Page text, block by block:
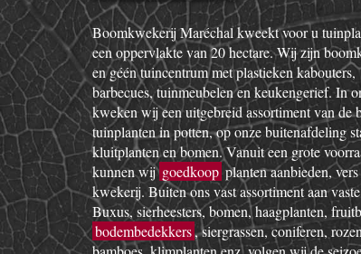
Boomkwekerij Maréchal kweekt voor u
een oppervlakte van 20 hectare. Wij zijn
en géén tuincentrum met plastieken kabouters,
barbecues, tuinmeubelen en keukengerief. In
kweken wij een uitgebreid assortiment van de
tuinplanten in potten, op onze buitenafdeling
kluitplanten en bomen. Vanuit een grote
kunnen wijgoedkoopplanten aanbieden,
kwekerij. Buiten ons vast assortiment aan
Buxus, sierheesters, bomen, haagplanten,
bodembedekkers, siergrassen, coniferen,